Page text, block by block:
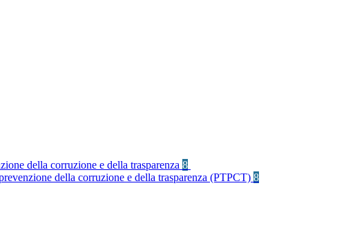
della corruzione e della trasparenza 8
della corruzione e della trasparenza (PTPCT) 8